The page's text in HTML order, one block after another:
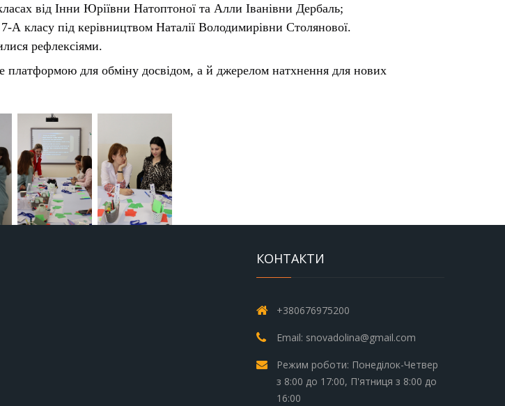
від Інни Юріївни Натоптоної та Алли Іванівни Дербаль;
А класу під керівництвом Наталії Володимирівни Столянової.
рефлексіями.
для обміну досвідом, а й джерелом натхнення для нових
КОНТАКТИ
+380676975200
Email: snovadolina@gmail.com
Режим роботи: Понеділок-Четвер
з 8:00 до 17:00, П'ятниця з 8:00 до
16:00